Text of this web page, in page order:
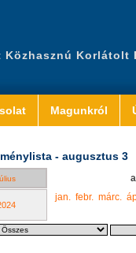
Korlátolt
Magunkról
- augusztus 3
jan. febr. márc.